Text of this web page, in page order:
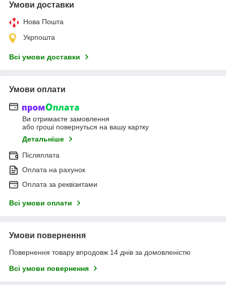
Умови доставки
Нова Пошта
Укрпошта
Всі умови доставки
Умови оплати
Ви отримаєте замовлення
або гроші повернуться на вашу картку
Детальніше
Післяплата
Оплата на рахунок
Оплата за реквізитами
Всі умови оплати
Умови повернення
Повернення товару впродовж 14 днів за домовленістю
Всі умови повернення